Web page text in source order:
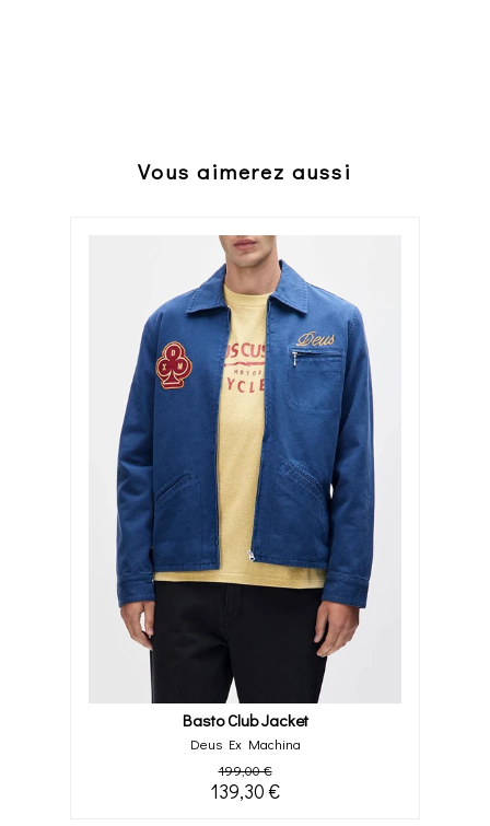
Vous aimerez aussi
Basto Club Jacket
Deus Ex Machina
199,00 €
139,30 €